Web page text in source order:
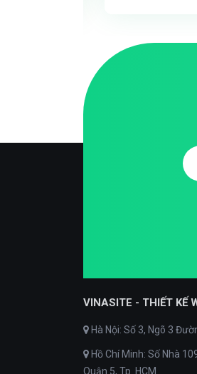
VINASITE - THIẾT KẾ
Hà Nội: Số 3, Ngõ 3
Hồ Chí Minh: Số Nhà
Quận 5, Tp. HCM